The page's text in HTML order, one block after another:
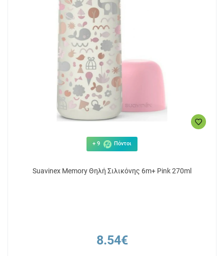
+ 9 Πόντοι
Suavinex Memory Θηλή Σιλικόνης 6m+ Pink 270ml
8.54€